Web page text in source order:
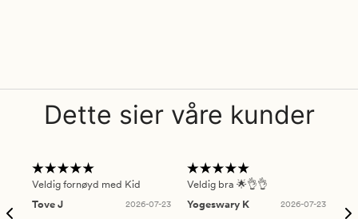
Dette sier våre kunder
Veldig fornøyd med Kid
Tove J
2026-07-23
Veldig bra 🌟👌👌
Yogeswary K
2026-07-23